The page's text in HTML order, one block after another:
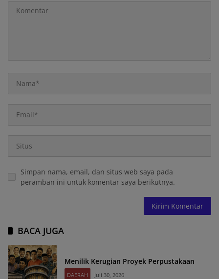
Simpan nama, email, dan situs web saya pada
peramban ini untuk komentar saya berikutnya.
BACA JUGA
Menilik Kerugian Proyek Perpustakaan
DAERAH Juli 30, 2026